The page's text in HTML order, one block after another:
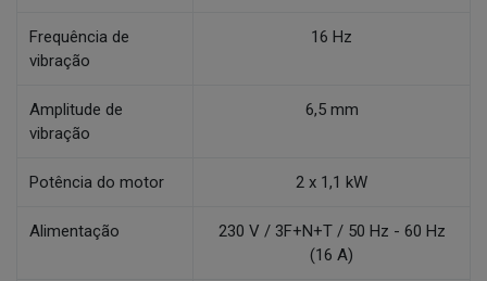
Frequência de
vibração
16 Hz
Amplitude de
vibração
6,5 mm
Potência do motor 2 x 1,1 kW
Alimentação
230 V / 3F+N+T / 50 Hz - 60 Hz
(16 A)